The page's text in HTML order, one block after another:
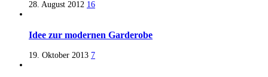
28. August 2012 16
Idee zur modernen Garderobe
19. Oktober 2013 7